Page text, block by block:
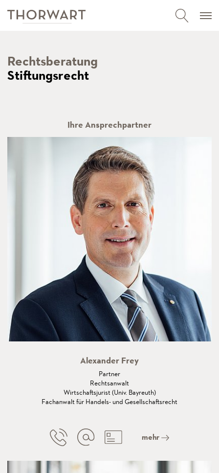
Rechtsberatung
Stiftungsrecht
Ihre Ansprechpartner
Alexander Frey
Partner
Rechtsanwalt
Wirtschaftsjurist (Univ. Bayreuth)
Fachanwalt für Handels- und Gesellschaftsrecht
mehr